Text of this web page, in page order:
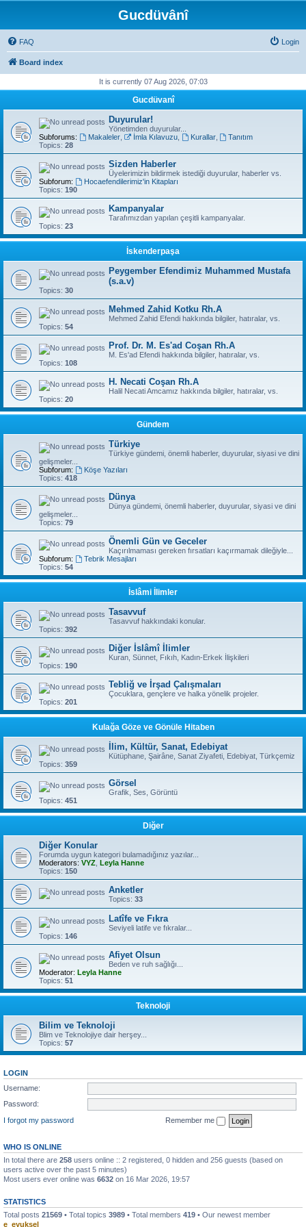
Gucdüvânî
FAQ Login
Board index
It is currently 07 Aug 2026, 07:03
Gucdüvanî
Duyurular!
Yönetimden duyurular...
Subforums:
Makaleler, İmla Kılavuzu, Kurallar,
Tanıtım
Topics: 28
Sizden Haberler
Üyelerimizin bildirmek istediği duyurular, haberler vs.
Subforum:
Hocaefendilerimiz'in Kitapları
Topics: 190
Kampanyalar
Tarafımızdan yapılan çeşitli kampanyalar.
Topics: 23
İskenderpaşa
Peygember Efendimiz Muhammed Mustafa
(s.a.v)
Topics: 30
Mehmed Zahid Kotku Rh.A
Mehmed Zahid Efendi hakkında bilgiler, hatıralar, vs.
Topics: 54
Prof. Dr. M. Es'ad Coşan Rh.A
M. Es'ad Efendi hakkında bilgiler, hatıralar, vs.
Topics: 108
H. Necati Coşan Rh.A
Halil Necati Amcamız hakkında bilgiler, hatıralar, vs.
Topics: 20
Gündem
Türkiye
Türkiye gündemi, önemli haberler, duyurular, siyasi ve dini
gelişmeler...
Subforum:
Köşe Yazıları
Topics: 418
Dünya
Dünya gündemi, önemli haberler, duyurular, siyasi ve dini
gelişmeler...
Topics: 79
Önemli Gün ve Geceler
Kaçırılmaması gereken fırsatları kaçırmamak dileğiyle...
Subforum:
Tebrik Mesajları
Topics: 54
İslâmi İlimler
Tasavvuf
Tasavvuf hakkındaki konular.
Topics: 392
Diğer İslâmî İlimler
Kuran, Sünnet, Fıkıh, Kadın-Erkek İlişkileri
Topics: 190
Tebliğ ve İrşad Çalışmaları
Çocuklara, gençlere ve halka yönelik projeler.
Topics: 201
Kulağa Göze ve Gönüle Hitaben
İlim, Kültür, Sanat, Edebiyat
Kütüphane, Şairâne, Sanat Ziyafeti, Edebiyat, Türkçemiz
Topics: 359
Görsel
Grafik, Ses, Görüntü
Topics: 451
Diğer
Diğer Konular
Forumda uygun kategori bulamadığınız yazılar...
Moderators: VYZ Leyla Hanne
Topics: 150
Anketler
Topics: 33
Latîfe ve Fıkra
Seviyeli latife ve fıkralar...
Topics: 146
Afiyet Olsun
Beden ve ruh sağlığı...
Moderator: Leyla Hanne
Topics: 51
Teknoloji
Bilim ve Teknoloji
Blim ve Teknolojiye dair herşey...
Topics: 57
LOGIN
Username:
Password:
I forgot my password
Remember me
WHO IS ONLINE
In total there are 258 users online :: 2 registered, 0 hidden and 256 guests (based on
users active over the past 5 minutes)
Most users ever online was 6632 on 16 Mar 2026, 19:57
STATISTICS
Total posts 21569 • Total topics 3989 • Total members 419 • Our newest member
e_eyuksel